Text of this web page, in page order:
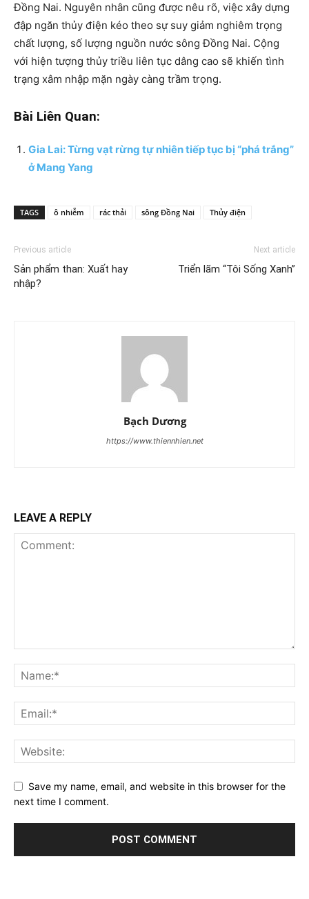
Đồng Nai. Nguyên nhân cũng được nêu rõ, việc xây dựng
đập ngăn thủy điện kéo theo sự suy giảm nghiêm trọng
chất lượng, số lượng nguồn nước sông Đồng Nai. Cộng
với hiện tượng thủy triều liên tục dâng cao sẽ khiến tình
trạng xâm nhập mặn ngày càng trầm trọng.
Bài Liên Quan:
Gia Lai: Từng vạt rừng tự nhiên tiếp tục bị “phá trắng”
ở Mang Yang
TAGS ô nhiễm rác thải sông Đồng Nai Thủy điện
Previous article
Sản phẩm than: Xuất hay
nhập?
Next article
Triển lãm “Tôi Sống Xanh”
Bạch Dương
https://www.thiennhien.net
LEAVE A REPLY
Save my name, email, and website in this browser for the
next time I comment.